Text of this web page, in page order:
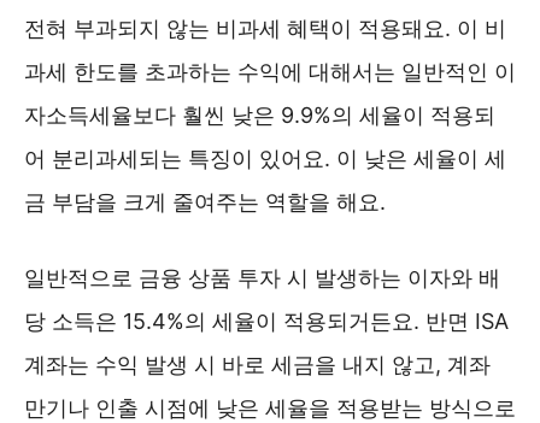
전혀 부과되지 않는 비과세 혜택이 적용돼요. 이 비
과세 한도를 초과하는 수익에 대해서는 일반적인 이
자소득세율보다 훨씬 낮은 9.9%의 세율이 적용되
어 분리과세되는 특징이 있어요. 이 낮은 세율이 세
금 부담을 크게 줄여주는 역할을 해요.
일반적으로 금융 상품 투자 시 발생하는 이자와 배
당 소득은 15.4%의 세율이 적용되거든요. 반면 ISA
계좌는 수익 발생 시 바로 세금을 내지 않고, 계좌
만기나 인출 시점에 낮은 세율을 적용받는 방식으로